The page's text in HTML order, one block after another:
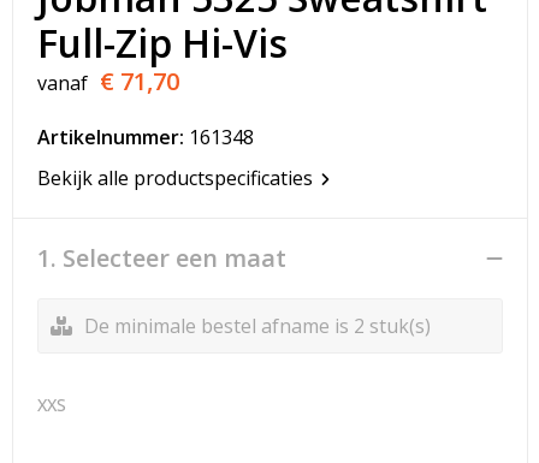
T-Shirts
Veiligheidsvesten en Veiligheidshesjes
Vesten
Werkkleding sets
Gehoorbescherming
Full-Zip Hi-Vis
vanaf € 71,70
Artikelnummer: 161348
Bekijk alle productspecificaties
1. Selecteer een maat
De minimale bestel afname is 2 stuk(s)
XXS